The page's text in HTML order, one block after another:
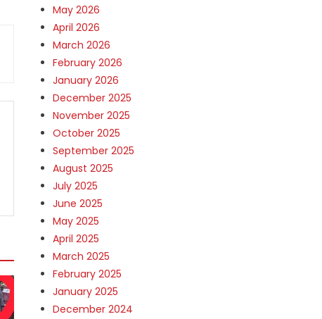
May 2026
April 2026
March 2026
February 2026
January 2026
December 2025
November 2025
October 2025
September 2025
August 2025
July 2025
June 2025
May 2025
April 2025
March 2025
February 2025
January 2025
December 2024